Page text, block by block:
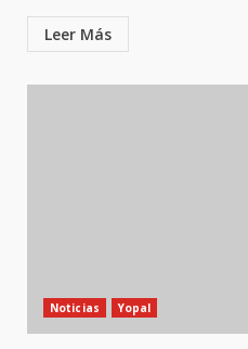
Leer Más
Noticias Yopal